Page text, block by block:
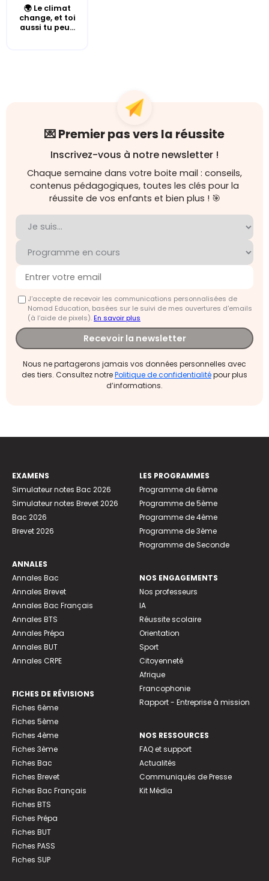
🌍 Le climat
change, et toi
aussi tu peu...
💌 Premier pas vers la réussite
Inscrivez-vous à notre newsletter !
Chaque semaine dans votre boite mail : conseils,
contenus pédagogiques, toutes les clés pour la
réussite de vos enfants et bien plus ! 🎯
J'accepte de recevoir les communications personnalisées de
Nomad Education, basées sur le suivi de mes ouvertures d'emails
(à l’aide de pixels).En savoir plus
Recevoir la newsletter
Nous ne partagerons jamais vos données personnelles avec
des tiers. Consultez notrePolitique de confidentialitépour plus
d’informations.
EXAMENS
Simulateur notes Bac 2026
Simulateur notes Brevet 2026
Bac 2026
Brevet 2026
ANNALES
Annales Bac
Annales Brevet
Annales Bac Français
Annales BTS
Annales Prépa
Annales BUT
Annales CRPE
FICHES DE RÉVISIONS
Fiches 6ème
Fiches 5ème
Fiches 4ème
Fiches 3ème
Fiches Bac
Fiches Brevet
Fiches Bac Français
Fiches BTS
Fiches Prépa
Fiches BUT
Fiches PASS
Fiches SUP
LES PROGRAMMES
Programme de 6ème
Programme de 5ème
Programme de 4ème
Programme de 3ème
Programme de Seconde
NOS ENGAGEMENTS
Nos professeurs
IA
Réussite scolaire
Orientation
Sport
Citoyenneté
Afrique
Francophonie
Rapport - Entreprise à mission
NOS RESSOURCES
FAQ et support
Actualités
Communiqués de Presse
Kit Média